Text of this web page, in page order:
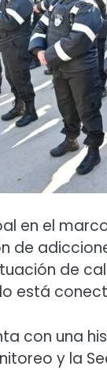
en el
de
de
está
con una
y la